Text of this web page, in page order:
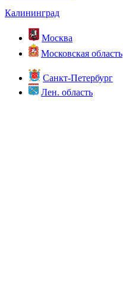
Калининград
Москва
Московская область
Санкт-Петербург
Лен. область